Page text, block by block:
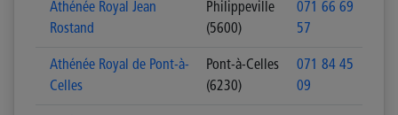
Athénée Royal Jean
Rostand
Philippeville
(5600)
071 66 69
57
Athénée Royal de Pont-à-
Celles
Pont-à-Celles
(6230)
071 84 45
09